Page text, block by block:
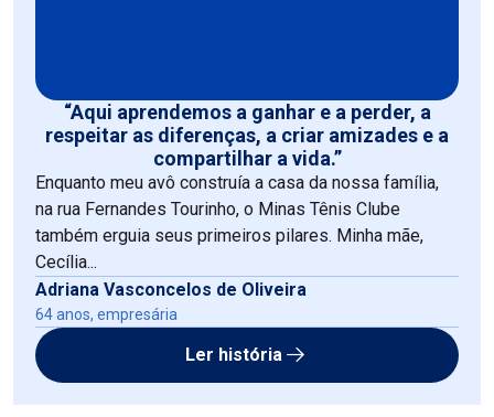
“Aqui aprendemos a ganhar e a perder, a
respeitar as diferenças, a criar amizades e a
compartilhar a vida.”
Enquanto meu avô construía a casa da nossa família,
na rua Fernandes Tourinho, o Minas Tênis Clube
também erguia seus primeiros pilares. Minha mãe,
Cecília...
Adriana Vasconcelos de Oliveira
64 anos, empresária
Ler história